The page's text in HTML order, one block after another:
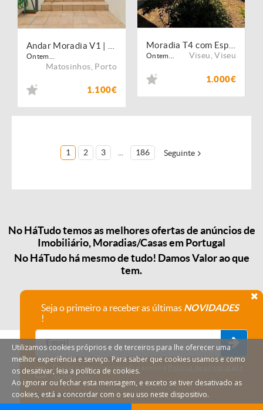
Ontem...
Matosinhos Porto
1.100€
Ontem... Viseu ,Viseu
1.000€
1 2 3 186 Seguinte
No HáTudo temos as melhores ofertas de anúncios de
Imobiliário, Moradias/Casas em Portugal
No HáTudo há mesmo de tudo! Damos Valor ao que
tem.
Seja o primeiro a receber as últimas NOVIDADES
!
Declaro que compreendi e aceito a Política de privacidade
do HáTudo.
Anular subscrição
Utilizamos cookies próprios e de terceiros para lhe oferecer uma
melhor experiência e serviço. Para saber que cookies usamos e como
os desativar, leia a política de cookies.
Ao ignorar ou fechar esta mensagem, e exceto se tiver desativado as
cookies, está a concordar com o seu uso neste dispositivo.